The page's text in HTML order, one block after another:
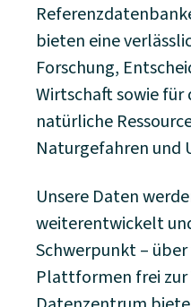
bieten eine
Forschung,
Wirtschaft sowie für
natürliche
Naturgefahren und
Unsere Daten
weiterentwickelt
Schwerpunkt –
Plattformen frei zur